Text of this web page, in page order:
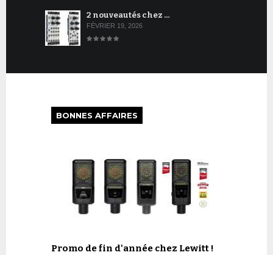
2 nouveautés chez …
FÉVRIER 19, 2026
BONNES AFFAIRES
Promo de fin d'année chez Lewitt !